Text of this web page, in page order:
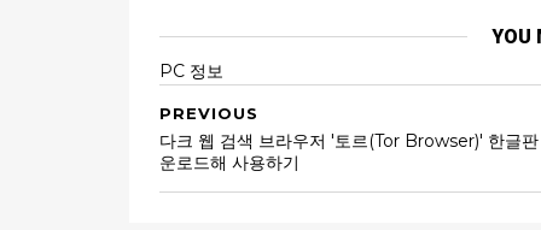
YOU
PC 정보
PREVIOUS
다크 웹 검색 브라우저 '토르(Tor Browser)' 한글
운로드해 사용하기